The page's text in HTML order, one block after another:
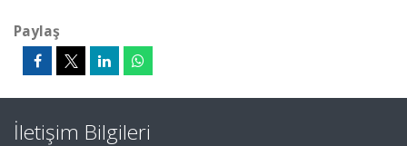
Paylaş
İletişim Bilgileri